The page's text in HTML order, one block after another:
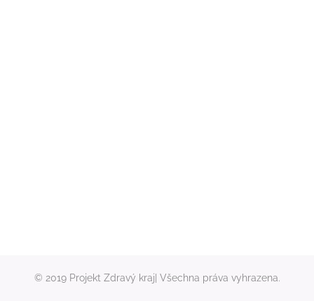
© 2019 Projekt Zdravý kraj| Všechna práva vyhrazena.